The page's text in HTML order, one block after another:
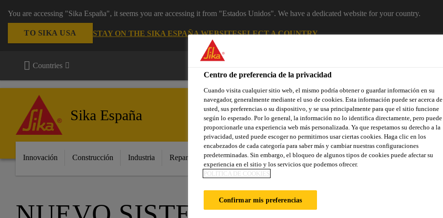
You are accessing "Sika España", it seems you are accessing it from "Estados Unidos". We have a dedicated website for your country.
TO SIKA USA STAY ON THE SIKA ESPAÑA WEBSITESELECT A COUNTRY
Countries
Sika España
Innovación Construcción Industria Repara tu casa Localiza tu tienda Noticias Prescripción Sostenibilidad
Centro de preferencia de la privacidad
Cuando visita cualquier sitio web, el mismo podría obtener o guardar información en su
navegador, generalmente mediante el uso de cookies. Esta información puede ser acerca de
usted, sus preferencias o su dispositivo, y se usa principalmente para que el sitio funcione
según lo esperado. Por lo general, la información no lo identifica directamente, pero puede
proporcionarle una experiencia web más personalizada. Ya que respetamos su derecho a la
privacidad, usted puede escoger no permitirnos usar ciertas cookies. Haga clic en los
encabezados de cada categoría para saber más y cambiar nuestras configuraciones
predeterminadas. Sin embargo, el bloqueo de algunos tipos de cookies puede afectar su
experiencia en el sitio y los servicios que podemos ofrecer.
POLÍTICA DE COOKIES
Confirmar mis preferencias